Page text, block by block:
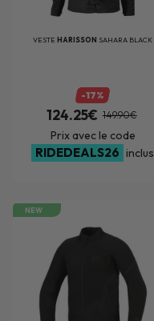
VESTEHARISSON SAHARA BLACK
-17%
124.25€ 149.90€
Prix avec le code
RIDEDEALS26 inclus
NEW